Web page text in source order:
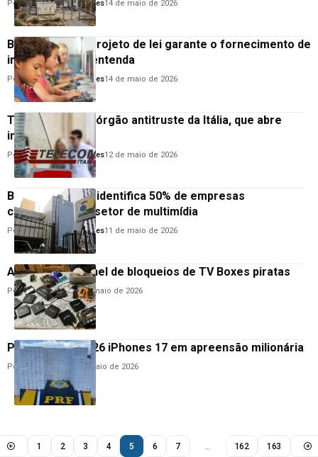
PorGoodanderson Gomes14 de maio de 2026
Bolsa telecom: projeto de lei garante o fornecimento de
internet grátis; entenda
PorGoodanderson Gomes14 de maio de 2026
TIM vira alvo de órgão antitruste da Itália, que abre
investigação
PorGoodanderson Gomes12 de maio de 2026
Batida da Anatel identifica 50% de empresas
clandestinas no setor de multimídia
Por Goodanderson Gomes11 de maio de 2026
Anatel lança painel de bloqueios de TV Boxes piratas
PorCristino Melo11 de maio de 2026
PRF apreende 426 iPhones 17 em apreensão milionária
Por Cristino Melo 8 de maio de 2026
1 2 3 4 5 6 7 162 163